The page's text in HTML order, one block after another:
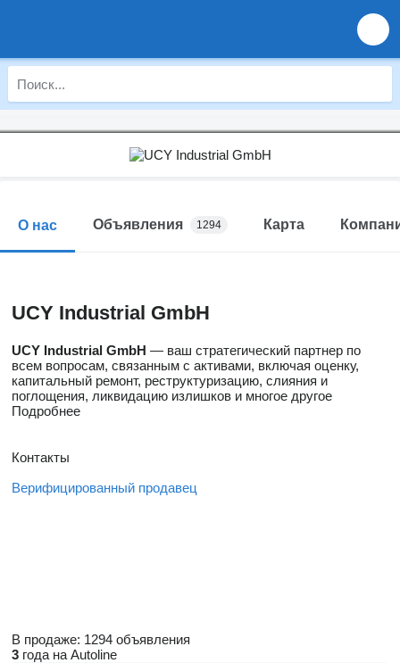
О нас Объявления 1294 Карта
UCY Industrial GmbH
UCY Industrial GmbH — ваш стратегический партнер по
всем вопросам, связанным с активами, включая оценку,
капитальный ремонт, реструктуризацию, слияния и
поглощения, ликвидацию излишков и многое другое
Подробнее
Контакты
Верифицированный продавец
В продаже: 1294 объявления
3 года на Autoline